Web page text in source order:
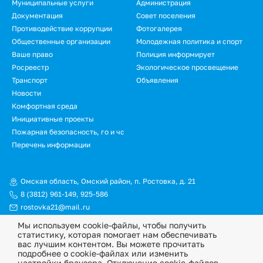
Муниципальные услуги
Администрация
Документация
Совет поселения
Противодействие коррупции
Фотогалерея
Общественные организации
Молодежная политика и спорт
Ваше право
Полиция информирует
Росреестр
Экологическое просвещение
Транспорт
Объявления
Новости
Омская область, Омский район, п. Ростовка, д. 21
8 (3812) 961-149, 925-586
rostovka21@mail.ru
Подвал.
Дополнительное
меню
Комфортная среда
Инициативные проекты
Пожарная безопасность, го и чс
Перечень информации
© Официальный сайт Ростовкинского сельского поселения
Омского муниципального района Омской области, 2026
Политика конфиденциальности
Мы используем cookie-файлы, чтобы получить
статистику, которая помогает нам обеспечивать
вас лучшим контентом. Вы можете прочитать
подробнее о cookie-файлах или изменить